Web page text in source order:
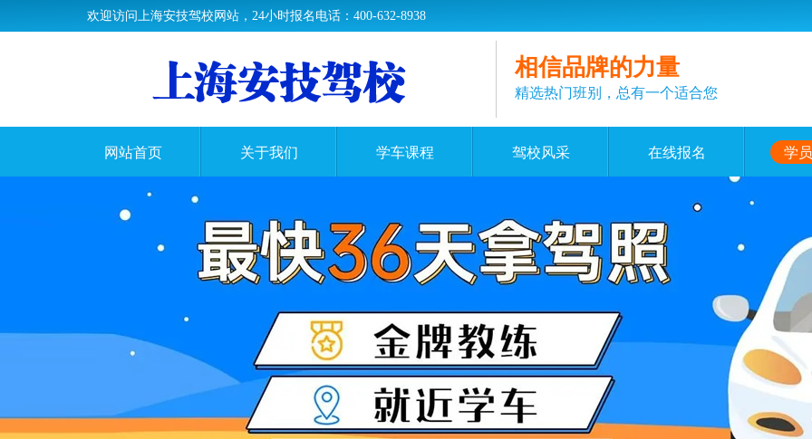
欢迎访问上海安技驾校网站，24小时报名电话：400-632-8938
相信品牌的力量
精选热门班别，总有一个适合您
网站首页 关于我们 学车课程 驾校风采 在线报名 学